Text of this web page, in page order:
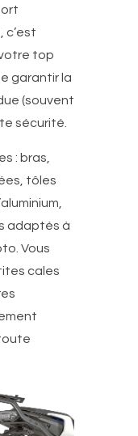
c’est
top
garantir la
(souvent
sécurité.
: bras,
tôles
adaptés à
Vous
cales